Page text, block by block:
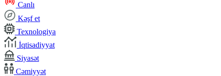
Canlı
Kəşf et
Texnologiya
İqtisadiyyat
Siyasət
Cəmiyyət